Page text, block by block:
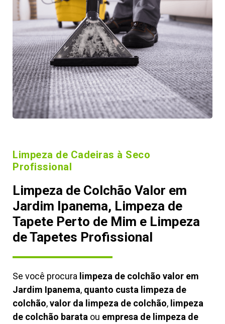
Limpeza de Cadeiras à Seco
Profissional
Limpeza de Colchão Valor em
Jardim Ipanema, Limpeza de
Tapete Perto de Mim e Limpeza
de Tapetes Profissional
Se você procura limpeza de colchão valor em
Jardim Ipanema, quanto custa limpeza de
colchão,valor da limpeza de colchão, limpeza
de colchão barata ou empresa de limpeza de